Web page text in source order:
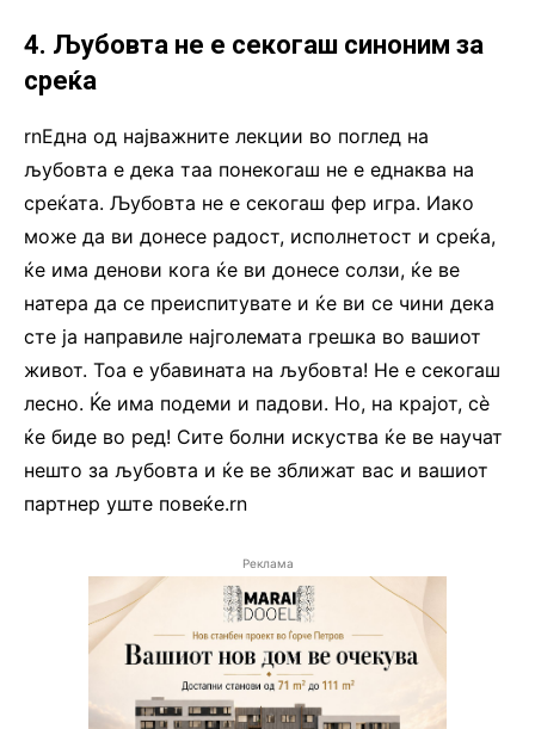
4. Љубовта не е секогаш синоним за
среќа
rnЕдна од најважните лекции во поглед на
љубовта е дека таа понекогаш не е еднаква на
среќата. Љубовта не е секогаш фер игра. Иако
може да ви донесе радост, исполнетост и среќа,
ќе има денови кога ќе ви донесе солзи, ќе ве
натера да се преиспитувате и ќе ви се чини дека
сте ја направиле најголемата грешка во вашиот
живот. Тоа е убавината на љубовта! Не е секогаш
лесно. Ќе има подеми и падови. Но, на крајот, сè
ќе биде во ред! Сите болни искуства ќе ве научат
нешто за љубовта и ќе ве зближат вас и вашиот
партнер уште повеќе.rn
Реклама